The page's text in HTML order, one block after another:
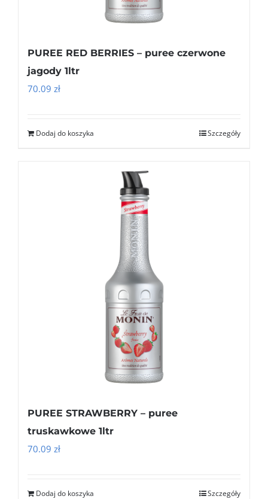
PUREE RED BERRIES – puree czerwone
jagody 1ltr
70.09 zł
Dodaj do koszyka Szczegóły
PUREE STRAWBERRY – puree
truskawkowe 1ltr
70.09 zł
Dodaj do koszyka Szczegóły